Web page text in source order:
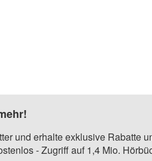
und erhalte exklusive Rabatte
- Zugriff auf 1,4 Mio.